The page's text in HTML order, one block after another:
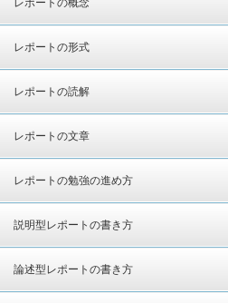
レポートの形式
レポートの読解
レポートの文章
レポートの勉強の進め方
説明型レポートの書き方
論述型レポートの書き方